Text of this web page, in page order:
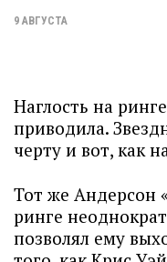
9 АВГУСТА
Наглость на
приводила.
черту и вот, как
Тот же Андерсон
ринге
позволял ему